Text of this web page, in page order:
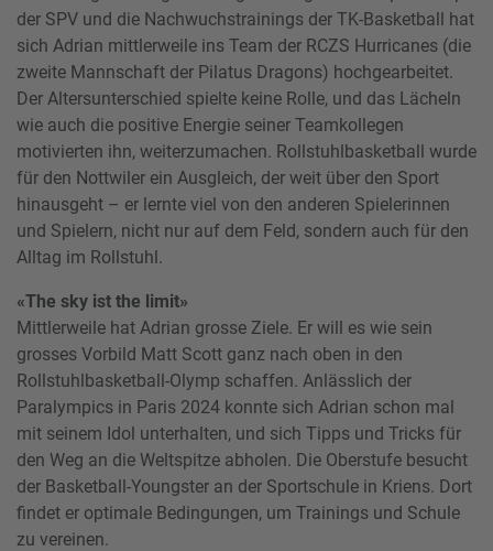
der SPV und die Nachwuchstrainings der TK-Basketball hat
sich Adrian mittlerweile ins Team der RCZS Hurricanes (die
zweite Mannschaft der Pilatus Dragons) hochgearbeitet.
Der Altersunterschied spielte keine Rolle, und das Lächeln
wie auch die positive Energie seiner Teamkollegen
motivierten ihn, weiterzumachen. Rollstuhlbasketball wurde
für den Nottwiler ein Ausgleich, der weit über den Sport
hinausgeht – er lernte viel von den anderen Spielerinnen
und Spielern, nicht nur auf dem Feld, sondern auch für den
Alltag im Rollstuhl.
«The sky ist the limit»
Mittlerweile hat Adrian grosse Ziele. Er will es wie sein
grosses Vorbild Matt Scott ganz nach oben in den
Rollstuhlbasketball-Olymp schaffen. Anlässlich der
Paralympics in Paris 2024 konnte sich Adrian schon mal
mit seinem Idol unterhalten, und sich Tipps und Tricks für
den Weg an die Weltspitze abholen. Die Oberstufe besucht
der Basketball-Youngster an der Sportschule in Kriens. Dort
findet er optimale Bedingungen, um Trainings und Schule
zu vereinen.